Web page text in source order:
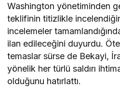
Washington yönetiminden
teklifinin titizlikle
incelemeler
ilan edileceğini duyurdu.
temaslar sürse de Bekayi,
yönelik her türlü saldırı
olduğunu hatırlattı.